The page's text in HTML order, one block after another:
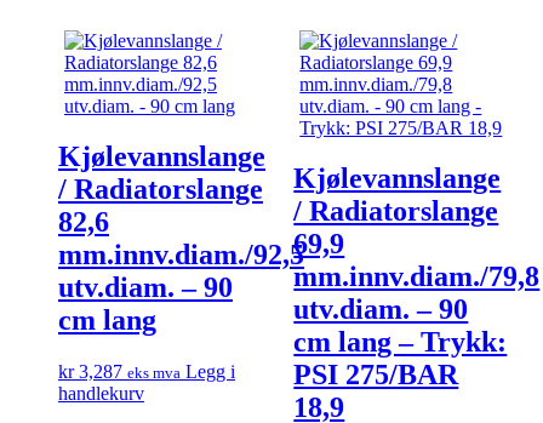
Kjølevannslange
/ Radiatorslange
82,6
mm.innv.diam./92,5
utv.diam. – 90
cm lang
kr3,287 eks mva Legg i
handlekurv
Kjølevannslange
/ Radiatorslange
69,9
mm.innv.diam./79,8
utv.diam. – 90
cm lang – Trykk:
PSI 275/BAR
18,9